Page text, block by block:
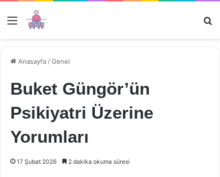
Menü
Anasayfa /Genel
Buket Güngör’ün
Psikiyatri Üzerine
Yorumları
17 Şubat 2026 2 dakika okuma süresi